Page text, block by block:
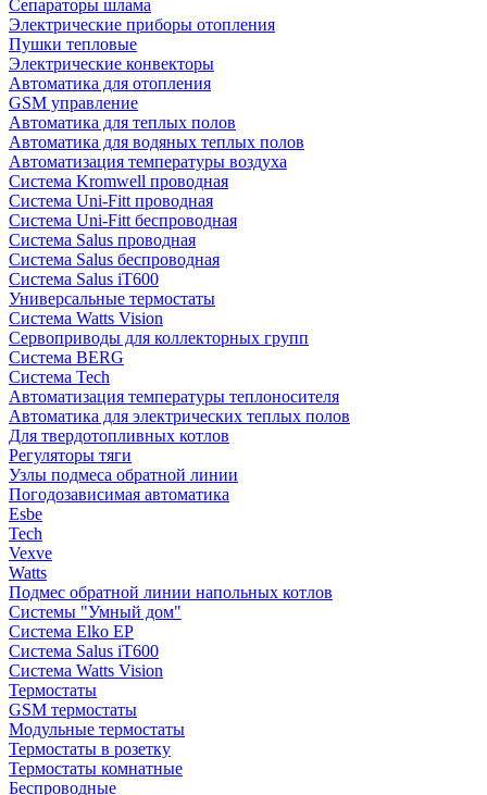
Сепараторы шлама
Электрические приборы отопления
Пушки тепловые
Электрические конвекторы
Автоматика для отопления
GSM управление
Автоматика для теплых полов
Автоматика для водяных теплых полов
Автоматизация температуры воздуха
Система Kromwell проводная
Система Uni-Fitt проводная
Система Uni-Fitt беспроводная
Система Salus проводная
Система Salus беспроводная
Система Salus iT600
Универсальные термостаты
Система Watts Vision
Сервоприводы для коллекторных групп
Система BERG
Система Tech
Автоматизация температуры теплоносителя
Автоматика для электрических теплых полов
Для твердотопливных котлов
Регуляторы тяги
Узлы подмеса обратной линии
Погодозависимая автоматика
Esbe
Tech
Vexve
Watts
Подмес обратной линии напольных котлов
Системы "Умный дом"
Система Elko EP
Система Salus iT600
Система Watts Vision
Термостаты
GSM термостаты
Модульные термостаты
Термостаты в розетку
Термостаты комнатные
Беспроводные